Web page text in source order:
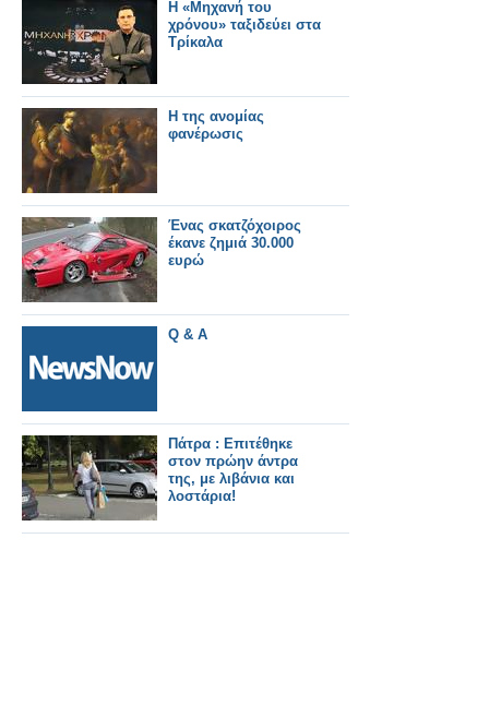
Η «Μηχανή του
χρόνου» ταξιδεύει στα
Τρίκαλα
Η της ανομίας
φανέρωσις
Ένας σκατζόχοιρος
έκανε ζημιά 30.000
ευρώ
Q & A
Πάτρα : Επιτέθηκε
στον πρώην άντρα
της, με λιβάνια και
λοστάρια!